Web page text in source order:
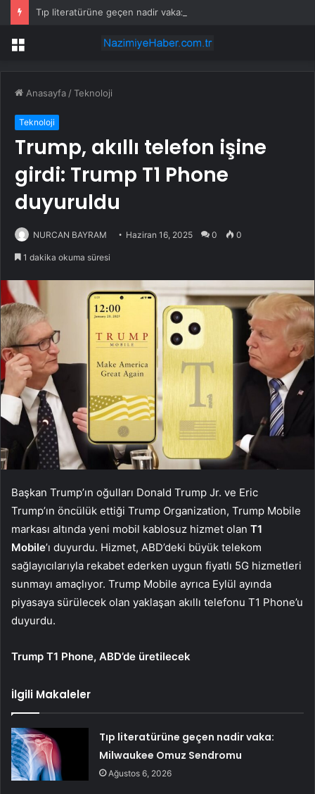
Menü
Anasayfa /Teknoloji
Teknoloji
Trump, akıllı telefon işine
girdi: Trump T1 Phone
duyuruldu
NURCAN BAYRAM Haziran 16, 2025 0 0
1 dakika okuma süresi
Başkan Trump’ın oğulları Donald Trump Jr. ve Eric
Trump’ın öncülük ettiği Trump Organization, Trump Mobile
markası altında yeni mobil kablosuz hizmet olan T1
Mobile’ı duyurdu. Hizmet, ABD’deki büyük telekom
sağlayıcılarıyla rekabet ederken uygun fiyatlı 5G hizmetleri
sunmayı amaçlıyor. Trump Mobile ayrıca Eylül ayında
piyasaya sürülecek olan yaklaşan akıllı telefonu T1 Phone’u
duyurdu.
Trump T1 Phone, ABD’de üretilecek
İlgili Makaleler
Tıp literatürüne geçen nadir vaka:
Milwaukee Omuz Sendromu
Ağustos 6, 2026